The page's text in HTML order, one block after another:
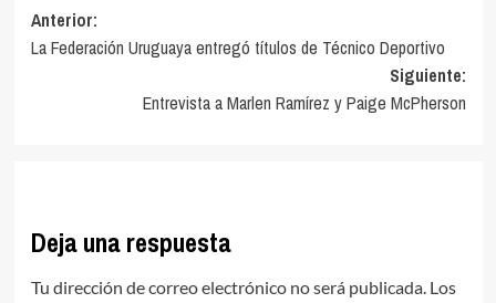
Navegación
de
entradas
Anterior:
La Federación Uruguaya entregó títulos de Técnico Deportivo
Siguiente:
Entrevista a Marlen Ramírez y Paige McPherson
Deja una respuesta
Tu dirección de correo electrónico no será publicada. Los